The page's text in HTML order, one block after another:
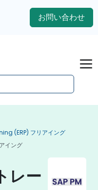
お問い合わせ
(ERP) フリアイング
イング
レー